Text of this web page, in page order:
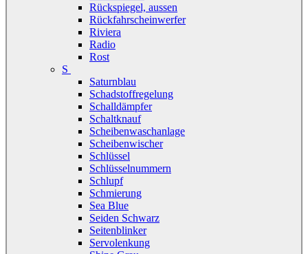
Rückspiegel, aussen
Rückfahrscheinwerfer
Riviera
Radio
Rost
S
Saturnblau
Schadstoffregelung
Schalldämpfer
Schaltknauf
Scheibenwaschanlage
Scheibenwischer
Schlüssel
Schlüsselnummern
Schlupf
Schmierung
Sea Blue
Seiden Schwarz
Seitenblinker
Servolenkung